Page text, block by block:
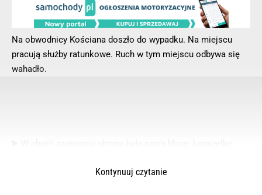
▶️ Osoby mogące pomóc w ustaleniu miejsca pobytu
Na obwodnicy Kościana doszło do wypadku. Na miejscu
pracują służby ratunkowe. Ruch w tym miejscu odbywa się
wahadło.
Kontynuuj czytanie